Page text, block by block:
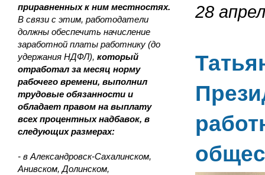
приравненных к ним местностях.
В связи с этим, работодатели
должны обеспечить начисление
заработной платы работнику (до
удержания НДФЛ), который
отработал за месяц норму
рабочего времени, выполнил
трудовые обязанности и
обладает правом на выплату
всех процентных надбавок, в
следующих размерах:
- в Александровск-Сахалинском,
Анивском, Долинском,
28